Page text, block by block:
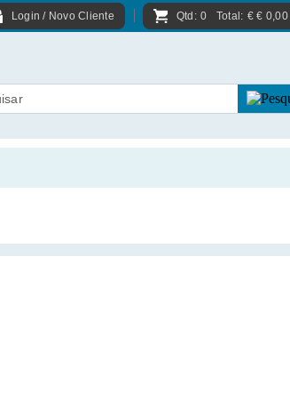
Login / Novo Cliente Qtd: 0 Total: €€ 0,00